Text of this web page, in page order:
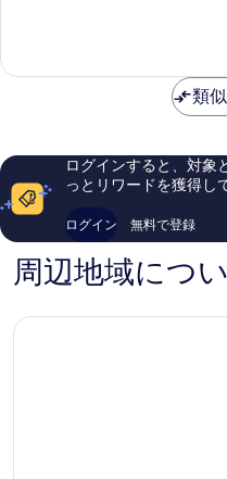
ー
べ
て
の
写
真
を
表
詳
高
ら
い、
口
225
件
の
類
ログインすると、対象
っとリワードを獲得し
ログイン 無料で登録
周辺地域につ